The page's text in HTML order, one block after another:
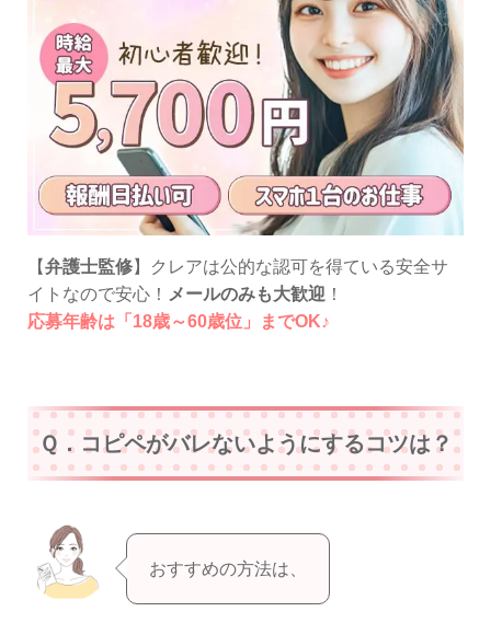
【弁護士監修】クレアは公的な認可を得ている安全サ
イトなので安心！ メールのみも大歓迎 ！
応募年齢は「18歳～60歳位」までOK♪
Ｑ．コピペがバレないようにするコツは？
おすすめの方法は、